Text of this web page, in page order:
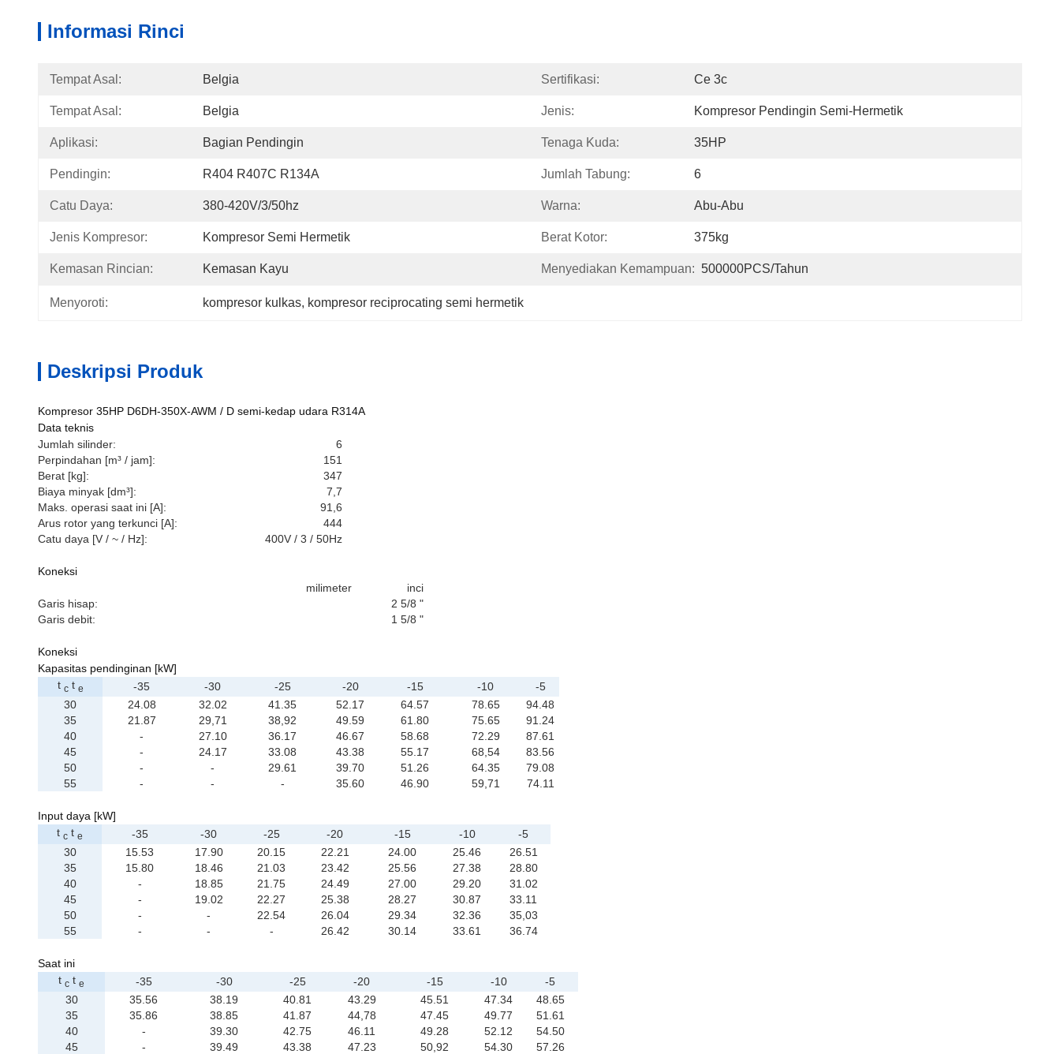
Informasi Rinci
Tempat Asal: Belgia Sertifikasi: Ce 3c
Tempat Asal: Belgia Jenis: Kompresor Pendingin Semi-Hermetik
Aplikasi: Bagian Pendingin Tenaga Kuda: 35HP
Pendingin: R404 R407C R134A Jumlah Tabung: 6
Catu Daya: 380-420V/3/50hz Warna: Abu-Abu
Jenis Kompresor: Kompresor Semi Hermetik Berat Kotor: 375kg
Kemasan Rincian: Kemasan Kayu Menyediakan Kemampuan: 500000PCS/tahun
Menyoroti: kompresor kulkas, kompresor reciprocating semi hermetik
Deskripsi Produk
Kompresor 35HP D6DH-350X-AWM / D semi-kedap udara R314A
Data teknis
Jumlah silinder:
6
Perpindahan [m³ / jam]:
151
Berat [kg]:
347
Biaya minyak [dm³]:
7,7
Maks. operasi saat ini [A]:
91,6
Arus rotor yang terkunci [A]:
444
Catu daya [V / ~ / Hz]:
400V / 3 / 50Hz
Koneksi
milimeter
inci
Garis hisap:
2 5/8 "
Garis debit:
1 5/8 "
Koneksi
Kapasitas pendinginan [kW]
t ct e -35 -30 -25 -20 -15 -10
-5
30
24.08 32.02 41.35 52.17 64.57 78.65
94.48
35
21.87 29,71 38,92 49.59 61.80 75.65
91.24
40
- 27.10 36.17 46.67 58.68 72.29
87.61
45
- 24.17 33.08 43.38 55.17 68,54
83.56
50
- - 29.61 39.70 51.26 64.35
79.08
55
- - - 35.60 46.90 59,71 74.11
Input daya [kW]
t c t e -35 -30 -25 -20 -15 -10
-5
30
15.53 17.90 20.15 22.21 24.00 25.46
26.51
35
15.80 18.46 21.03 23.42 25.56 27.38
28.80
40
- 18.85 21.75 24.49 27.00 29.20
31.02
45
- 19.02 22.27 25.38 28.27 30.87
33.11
50
- - 22.54 26.04 29.34 32.36
35,03
55
- - - 26.42 30.14 33.61 36.74
Saat ini
t c t e -35 -30 -25 -20 -15 -10
-5
30
35.56 38.19 40.81 43.29 45.51 47.34
48.65
35
35.86 38.85 41.87 44,78 47.45 49.77
51.61
40
- 39.30 42.75 46.11 49.28 52.12
54.50
45
- 39.49 43.38 47.23 50,92 54.30
57.26